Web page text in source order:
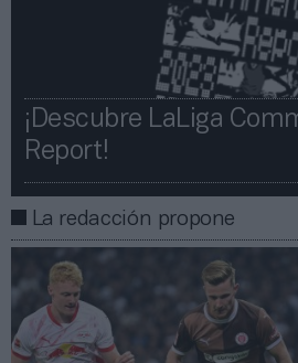
¡Descubre LaLiga
Report!​​
La redacción propone